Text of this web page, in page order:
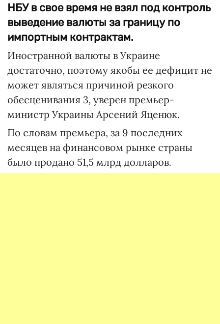
НБУ в свое время не взял под контроль
выведение валюты за границу по
импортным контрактам.
Иностранной валюты в Украине
достаточно, поэтому якобы ее дефицит не
может являться причиной резкого
обесценивания 3, уверен премьер-
министр Украины Арсений Яценюк.
По словам премьера, за 9 последних
месяцев на финансовом рынке страны
было продано 51,5 млрд долларов.